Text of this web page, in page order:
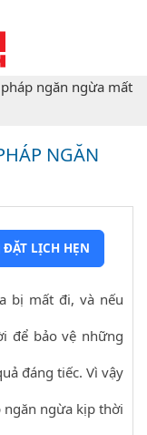
ngăn ngừa mất
NGĂN
ĐẶT LỊCH HẸN
bị mất đi, và nếu
để bảo vệ những
đáng tiếc. Vì vậy
ngừa kịp thời